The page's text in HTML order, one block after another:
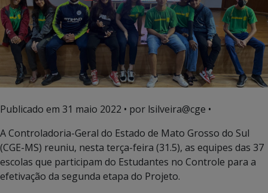
Publicado em 31 maio 2022 • por lsilveira@cge •
A Controladoria-Geral do Estado de Mato Grosso do Sul
(CGE-MS) reuniu, nesta terça-feira (31.5), as equipes das 37
escolas que participam do Estudantes no Controle para a
efetivação da segunda etapa do Projeto.